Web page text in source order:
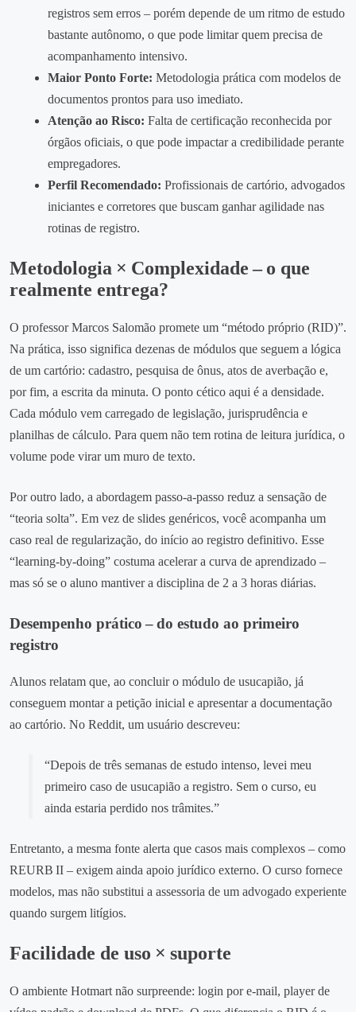
registros sem erros – porém depende de um ritmo de estudo
bastante autônomo, o que pode limitar quem precisa de
acompanhamento intensivo.
Maior Ponto Forte: Metodologia prática com modelos de
documentos prontos para uso imediato.
Atenção ao Risco: Falta de certificação reconhecida por
órgãos oficiais, o que pode impactar a credibilidade perante
empregadores.
Perfil Recomendado: Profissionais de cartório, advogados
iniciantes e corretores que buscam ganhar agilidade nas
rotinas de registro.
Metodologia × Complexidade – o que
realmente entrega?
O professor Marcos Salomão promete um “método próprio (RID)”.
Na prática, isso significa dezenas de módulos que seguem a lógica
de um cartório: cadastro, pesquisa de ônus, atos de averbação e,
por fim, a escrita da minuta. O ponto cético aqui é a densidade.
Cada módulo vem carregado de legislação, jurisprudência e
planilhas de cálculo. Para quem não tem rotina de leitura jurídica, o
volume pode virar um muro de texto.
Por outro lado, a abordagem passo‑a‑passo reduz a sensação de
“teoria solta”. Em vez de slides genéricos, você acompanha um
caso real de regularização, do início ao registro definitivo. Esse
“learning‑by‑doing” costuma acelerar a curva de aprendizado –
mas só se o aluno mantiver a disciplina de 2 a 3 horas diárias.
Desempenho prático – do estudo ao primeiro
registro
Alunos relatam que, ao concluir o módulo de usucapião, já
conseguem montar a petição inicial e apresentar a documentação
ao cartório. No Reddit, um usuário descreveu:
“Depois de três semanas de estudo intenso, levei meu
primeiro caso de usucapião a registro. Sem o curso, eu
ainda estaria perdido nos trâmites.”
Entretanto, a mesma fonte alerta que casos mais complexos – como
REURB II – exigem ainda apoio jurídico externo. O curso fornece
modelos, mas não substitui a assessoria de um advogado experiente
quando surgem litígios.
Facilidade de uso × suporte
O ambiente Hotmart não surpreende: login por e‑mail, player de